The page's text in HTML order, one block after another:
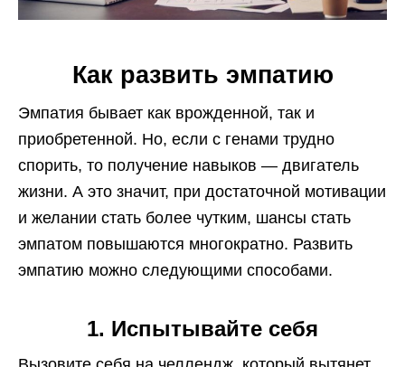
Как развить эмпатию
Эмпатия бывает как врожденной, так и
приобретенной. Но, если с генами трудно
спорить, то получение навыков — двигатель
жизни. А это значит, при достаточной мотивации
и желании стать более чутким, шансы стать
эмпатом повышаются многократно. Развить
эмпатию можно следующими способами.
1. Испытывайте себя